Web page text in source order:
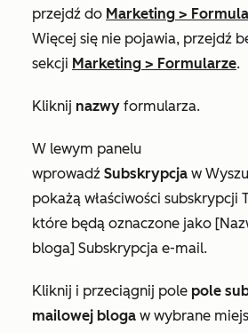
przejdź do Marketing >
Więcej się nie pojawia, przejdź
sekcji Marketing > Formularze.
Kliknij nazwy formularza.
W lewym panelu
wprowadź Subskrypcja w
pokażą właściwości subskrypcji
które będą oznaczone jako
bloga] Subskrypcja e-mail.
Kliknij i przeciągnij pole pole
mailowej bloga w wybrane